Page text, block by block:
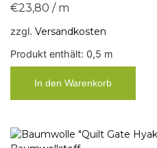
€23,80 / m
zzgl. Versandkosten
Produkt enthält: 0,5 m
In den Warenkorb